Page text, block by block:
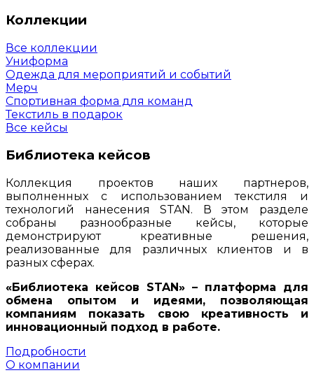
Коллекции
Все коллекции
Униформа
Одежда для мероприятий и событий
Мерч
Спортивная форма для команд
Текстиль в подарок
Все кейсы
Библиотека кейсов
Коллекция проектов наших партнеров,
выполненных с использованием текстиля и
технологий нанесения STAN. В этом разделе
собраны разнообразные кейсы, которые
демонстрируют креативные решения,
реализованные для различных клиентов и в
разных сферах.
«Библиотека кейсов STAN» – платформа для
обмена опытом и идеями, позволяющая
компаниям показать свою креативность и
инновационный подход в работе.
Подробности
О компании